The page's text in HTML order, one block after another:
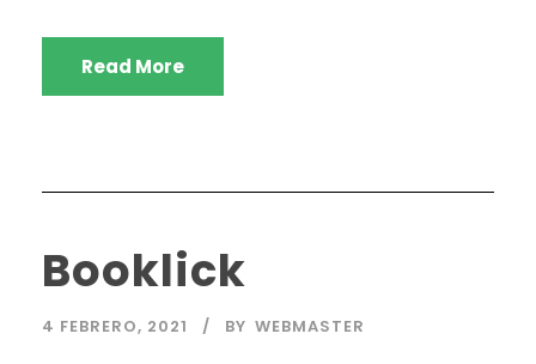
Read More
Booklick
4 FEBRERO, 2021 BY WEBMASTER